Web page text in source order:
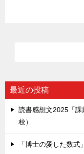
最近の投稿
読書感想文2025「
校）
「博士の愛した数式